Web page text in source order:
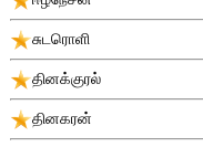
சுடரொளி
தினக்குரல்
தினகரன்